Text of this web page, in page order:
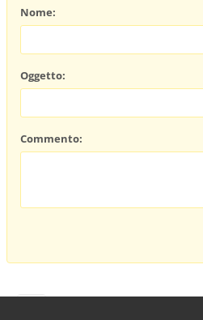
Nome:
Oggetto:
Commento: